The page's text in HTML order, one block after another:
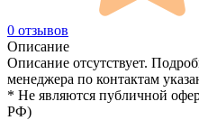
0 отзывов
Описание
Описание отсутствует.
менеджера по контактам
* Не являются публичной
РФ)